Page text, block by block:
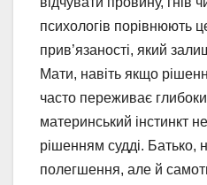
психологів порівнюють
прив’язаності, який
Мати, навіть якщо
часто переживає
материнський інстинкт
рішенням судді. Батько,
полегшення, але й